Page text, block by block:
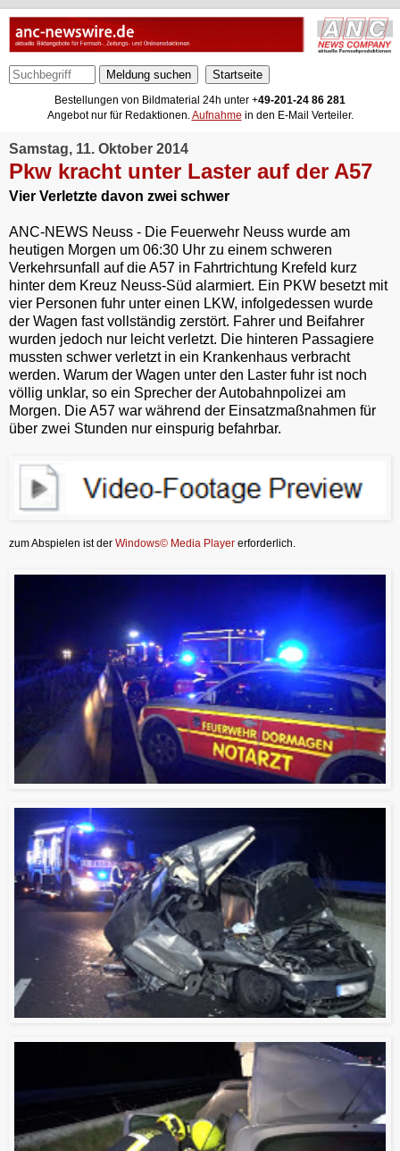
Meldung suchen
Bestellungen von Bildmaterial 24h unter +49-201-24 86 281
Angebot nur für Redaktionen.Aufnahme in den E-Mail Verteiler.
Samstag, 11. Oktober 2014
Pkw kracht unter Laster auf der A57
Vier Verletzte davon zwei schwer
ANC-NEWS Neuss - Die Feuerwehr Neuss wurde am
heutigen Morgen um 06:30 Uhr zu einem schweren
Verkehrsunfall auf die A57 in Fahrtrichtung Krefeld kurz
hinter dem Kreuz Neuss-Süd alarmiert. Ein PKW besetzt mit
vier Personen fuhr unter einen LKW, infolgedessen wurde
der Wagen fast vollständig zerstört. Fahrer und Beifahrer
wurden jedoch nur leicht verletzt. Die hinteren Passagiere
mussten schwer verletzt in ein Krankenhaus verbracht
werden. Warum der Wagen unter den Laster fuhr ist noch
völlig unklar, so ein Sprecher der Autobahnpolizei am
Morgen. Die A57 war während der Einsatzmaßnahmen für
über zwei Stunden nur einspurig befahrbar.
zum Abspielen ist der Windows© Media Player erforderlich.